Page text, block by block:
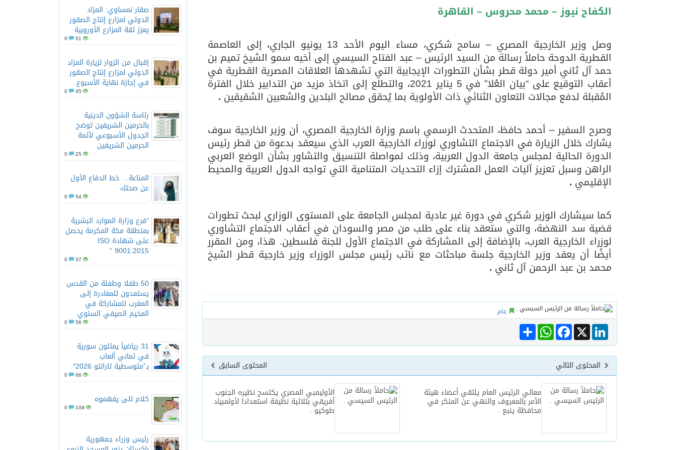
صقار نمساوي: المزاد
الدولي لمزارع إنتاج الصقور
يعزز ثقة المزارع الأوروبية
51
إقبال من الزوار لزيارة المزاد
الدولي لمزارع إنتاج الصقور
في إجازة نهاية الأسبوع
45
رئاسة الشؤون الدينية
بالحرمين الشريفين توضح
الجدول الأسبوعي لأئمة
الحرمين الشريفين
25
المناعة… خط الدفاع الأول
عن صحتك
54
“فرع وزارة الموارد البشرية
بمنطقة مكة المكرمة يحصل
على شهادة ISO
9001:2015 “
37
50 طفلا وطفلة من القدس
يستعدون للمغادرة إلى
المغرب للمشاركة في
المخيم الصيفي السنوي
56
31 رياضياً يمثلون سورية
في ثماني ألعاب
بـ”متوسطية تارانتو 2026″
66
كلام للى يفهموه
109
رئيس وزراء جمهورية
الكفاح نيوز – محمد محروس – القاهرة
وصل وزير الخارجية المصري – سامح شكري، مساء اليوم الأحد 13 يونيو الجاري، إلى العاصمة
القطرية الدوحة حاملاً رسالة من السيد الرئيس – عبد الفتاح السيسي إلى أخيه سمو الشيخ تميم بن
حمد آل ثاني أمير دولة قطر بشأن التطورات الإيجابية التي تشهدها العلاقات المصرية القطرية في
أعقاب التوقيع على “بيان العُلا” في 5 يناير 2021، والتطلع إلى اتخاذ مزيد من التدابير خلال الفترة
المُقبلة لدفع مجالات التعاون الثنائي ذات الأولوية بما يُحقق مصالح البلدين والشعبين الشقيقين .
وصرح السفير – أحمد حافظ، المتحدث الرسمي باسم وزارة الخارجية المصري، أن وزير الخارجية سوف
يشارك خلال الزيارة في الاجتماع التشاوري لوزراء الخارجية العرب الذي سيعقد بدعوة من قطر رئيس
الدورة الحالية لمجلس جامعة الدول العربية، وذلك لمواصلة التنسيق والتشاور بشأن الوضع العربي
الراهن وسبل تعزيز آليات العمل المشترك إزاء التحديات المتنامية التي تواجه الدول العربية والمحيط
الإقليمي .
كما سيشارك الوزير شكري في دورة غير عادية لمجلس الجامعة على المستوى الوزاري لبحث تطورات
قضية سد النهضة، والتي ستعقد بناء على طلب من مصر والسودان في أعقاب الاجتماع التشاوري
لوزراء الخارجية العرب، بالإضافة إلى المشاركة في الاجتماع الأول للجنة فلسطين. هذا، ومن المقرر
أيضًا أن يعقد وزير الخارجية جلسة مباحثات مع نائب رئيس مجلس الوزراء وزير خارجية قطر الشيخ
محمد بن عبد الرحمن آل ثاني .
عام
Share
WhatsAppFacebook X
LinkedIn
المحتوى السابق
المحتوى التالي
الأوليمبي المصري يكتسح نظيره الجنوب
أفريقي بثلاثية نظيفة استعدادا لأولمبياد
طوكيو .
معالي الرئيس العام يلتقي أعضاء هيئة
الأمر بالمعروف والنهي عن المنكر في
محافظة ينبع .